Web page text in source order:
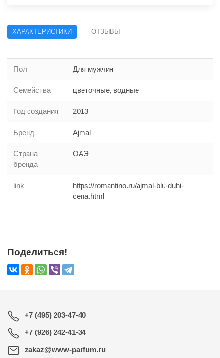
ХАРАКТЕРИСТИКИ ОТЗЫВЫ
Пол Для мужчин
Семейства цветочные, водные
Год создания 2013
Бренд Ajmal
Страна
бренда
ОАЭ
link
https://romantino.ru/ajmal-blu-duhi-
cena.html
Поделиться!
+7 (495) 203-47-40
+7 (926) 242-41-34
zakaz@www-parfum.ru